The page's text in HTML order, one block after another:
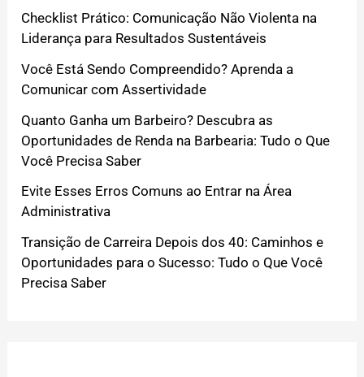
Checklist Prático: Comunicação Não Violenta na
Liderança para Resultados Sustentáveis
Você Está Sendo Compreendido? Aprenda a
Comunicar com Assertividade
Quanto Ganha um Barbeiro? Descubra as
Oportunidades de Renda na Barbearia: Tudo o Que
Você Precisa Saber
Evite Esses Erros Comuns ao Entrar na Área
Administrativa
Transição de Carreira Depois dos 40: Caminhos e
Oportunidades para o Sucesso: Tudo o Que Você
Precisa Saber